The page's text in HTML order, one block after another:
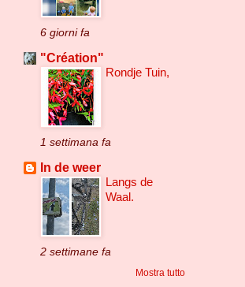
6 giorni fa
"Création"
Rondje Tuin,
1 settimana fa
In de weer
Langs de
Waal.
2 settimane fa
Mostra tutto